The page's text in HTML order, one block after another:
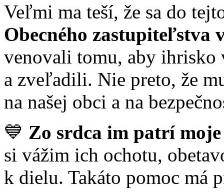
Veľmi ma teší, že sa do
Obecného zastupiteľstva
venovali tomu, aby
a zveľadili. Nie preto, že
na našej obci a na
💙 Zo srdca im patrí
si vážim ich ochotu,
k dielu. Takáto pomoc má